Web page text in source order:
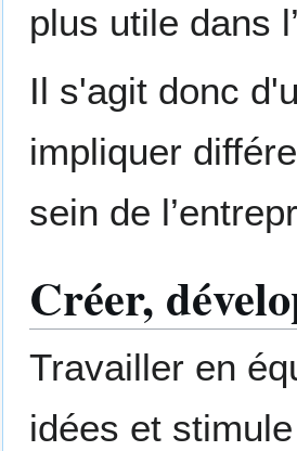
plus utile dans
Il s'agit donc
impliquer
sein de
Créer,
Travailler en
idées et